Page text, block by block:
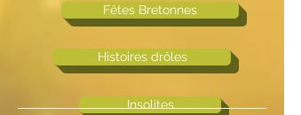
Fêtes Bretonnes
Histoires drôles
Insolites